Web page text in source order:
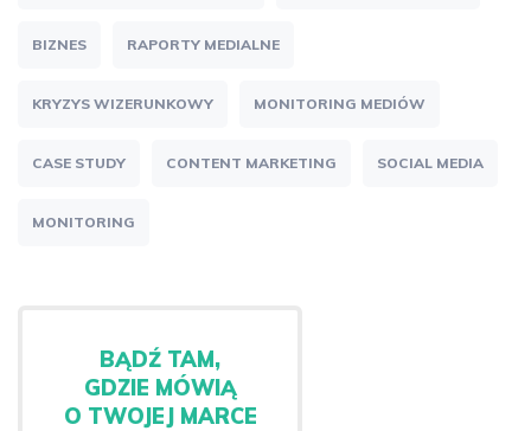
BIZNES RAPORTY MEDIALNE
KRYZYS WIZERUNKOWY MONITORING MEDIÓW
CASE STUDY CONTENT MARKETING SOCIAL MEDIA
MONITORING
BĄDŹ TAM,
GDZIE MÓWIĄ
O TWOJEJ MARCE